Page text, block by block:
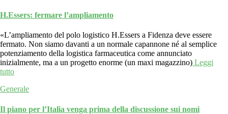
H.Essers: fermare l’ampliamento
«L’ampliamento del polo logistico H.Essers a Fidenza deve essere
fermato. Non siamo davanti a un normale capannone né al semplice
potenziamento della logistica farmaceutica come annunciato
inizialmente, ma a un progetto enorme (un maxi magazzino) Leggi
tutto
Generale
Il piano per l’Italia venga prima della discussione sui nomi